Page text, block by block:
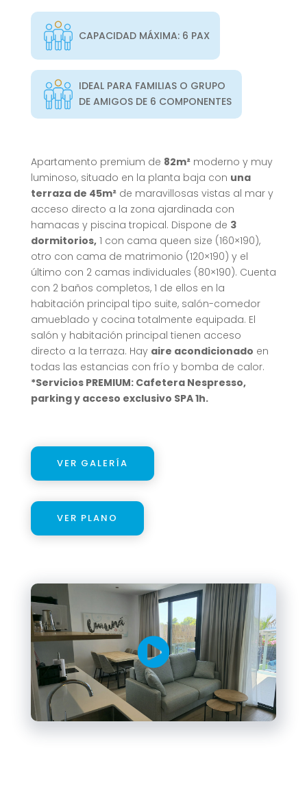
CAPACIDAD MÁXIMA: 6 PAX
IDEAL PARA FAMILIAS O GRUPO
DE AMIGOS DE 6 COMPONENTES
Apartamento premium de 82m²moderno y muy
luminoso, situado en la planta baja con una
terraza de 45m²de maravillosas vistas al mar y
acceso directo a la zona ajardinada con
hamacas y piscina tropical. Dispone de 3
dormitorios,1 con cama queen size (160×190),
otro con cama de matrimonio (120×190) y el
último con 2 camas individuales (80×190). Cuenta
con 2 baños completos, 1 de ellos en la
habitación principal tipo suite, salón-comedor
amueblado y cocina totalmente equipada. El
salón y habitación principal tienen acceso
directo a la terraza. Hay aire acondicionado en
todas las estancias con frío y bomba de calor.
*Servicios PREMIUM: Cafetera Nespresso,
parking y acceso exclusivo SPA 1h.
VER GALERÍA
VER PLANO